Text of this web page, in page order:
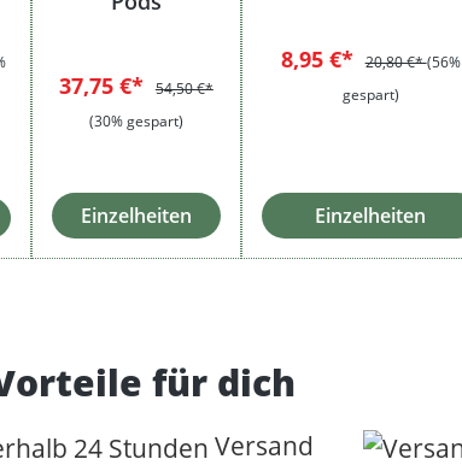
37,75 €* 54,50 €*
(30% gespart)
Einzelheiten
8,95 €* 20,80 €*(56%
gespart)
Einzelheiten
für dich
Versand